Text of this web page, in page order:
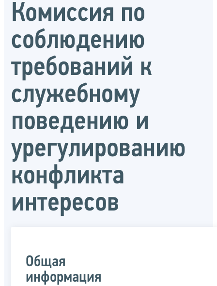
Комиссия по
соблюдению
требований к
служебному
поведению и
урегулированию
конфликта
интересов
Общая
информация